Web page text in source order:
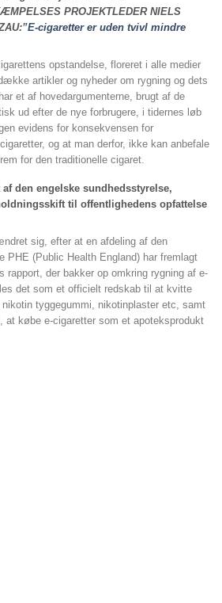
PROJEKTLEDER NIELS
E-cigaretter er uden tvivl mindre
opstandelse, floreret i alle medier
artikler og nyheder om rygning og dets
et af hovedargumenterne, brugt af de
ud efter de nye forbrugere, i tidernes løb
evidens for konsekvensen for
og at man derfor, ikke kan anbefale
for den traditionelle cigaret.
den engelske sundhedsstyrelse,
til offentlighedens opfattelse
sig, efter at en afdeling af den
PHE (Public Health England) har fremlagt
rapport, der bakker op omkring rygning af e-
det som et officielt redskab til at kvitte
tyggegummi, nikotinplaster etc, samt
købe e-cigaretter som et apoteksprodukt